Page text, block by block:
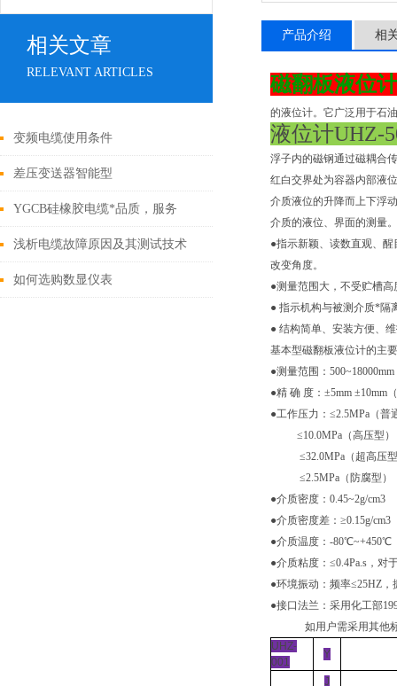
相关文章
RELEVANT ARTICLES
变频电缆使用条件
差压变送器智能型
YGCB硅橡胶电缆*品质，服务
浅析电缆故障原因及其测试技术
如何选购数显仪表
产品介绍 相
磁翻板液位
的液位计。它广泛用于石
液位计UHZ-
浮子内的磁钢通过磁耦合
红白交界处为容器内部液
介质液位的升降而上下浮
介质的液位、界面的测量
●指示新颖、读数直观、
改变角度。
●测量范围大，不受贮槽高
● 指示机构与被测介质*隔
● 结构简单、安装方便、
基本型磁翻板液位计的主
●测量范围：500~18000mm
●精 确 度：±5mm ±10mm
●工作压力：≤2.5MPa（普
≤10.0MPa（高压型）
≤32.0MPa（超高压
≤2.5MPa（防腐型）
●介质密度：0.45~2g/cm3
●介质密度差：≥0.15g/cm3
●介质温度：-80℃~+450℃
●介质粘度：≤0.4Pa.s，对
●环境振动：频率≤25HZ，
●接口法兰：采用化工部
如用户需采用其他
UHZ-
001
Y
J